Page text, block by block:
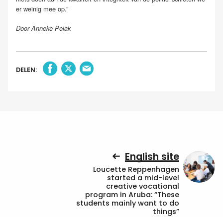
er weinig mee op.”
Door Anneke Polak
DELEN:
English site
Loucette Reppenhagen
started a mid-level
creative vocational
program in Aruba: “These
students mainly want to do
things”